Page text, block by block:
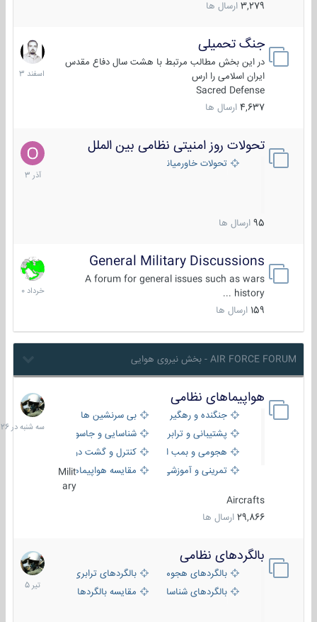
3,279 ارسال ها
جنگ تحمیلی
در این بخش مطالب مرتبط با هشت سال دفاع مقدس
ایران اسلامی را ارس
Sacred Defense
4,637 ارسال ها
20
اسفند
1403
تحولات روز امنیتی نظامی بین الملل
تحولات خاورمیانه
95 ارسال ها
21
آذر
1403
General Military Discussions
A forum for general issues such as wars
history ...
159 ارسال ها
10
خرداد
1400
AIR FORCE FORUM - بخش نیروی هوایی
هواپیماهای نظامی
جنگنده و رهگیر
بی سرنشین ها
پشتیبانی و ترابری
شناسایی و جاسوسی
هجومی و بمب افکن
کنترل و گشت دریایی
تمرینی و آموزشی
مقایسه هواپیماهاMilit
ary
Aircrafts
29,866 ارسال ها
سه
شنبه
در
بالگردهای نظامی
بالگردهای هجومی
بالگردهای ترابری
بالگردهای شناسایی
مقایسه بالگردها
22
تیر
1405